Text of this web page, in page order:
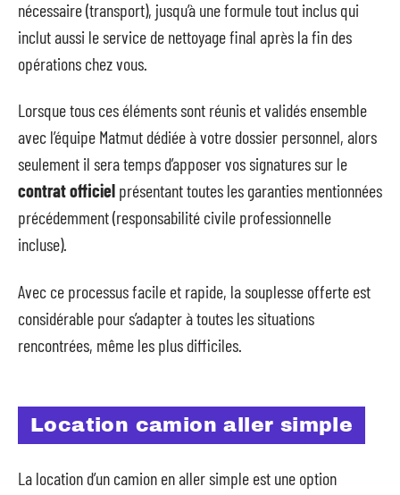
nécessaire (transport), jusqu’à une formule tout inclus qui
inclut aussi le service de nettoyage final après la fin des
opérations chez vous.
Lorsque tous ces éléments sont réunis et validés ensemble
avec l’équipe Matmut dédiée à votre dossier personnel, alors
seulement il sera temps d’apposer vos signatures sur le
contrat officiel présentant toutes les garanties mentionnées
précédemment (responsabilité civile professionnelle
incluse).
Avec ce processus facile et rapide, la souplesse offerte est
considérable pour s’adapter à toutes les situations
rencontrées, même les plus difficiles.
Location camion aller simple
La location d’un camion en aller simple est une option